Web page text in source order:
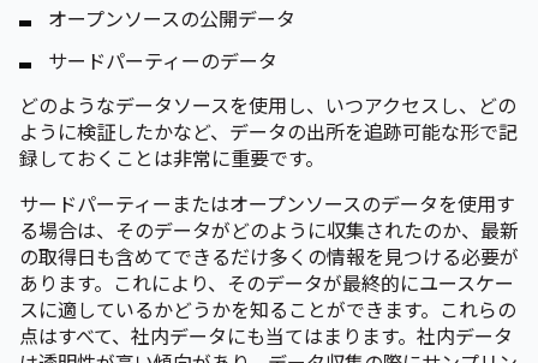
オープンソースの公開データ
サードパーティーのデータ
どのようなデータソースを使用し、いつアクセスし、どの
ように検証したかなど、データの出所を追跡可能な形で記
録しておくことは非常に重要です。
サードパーティーまたはオープンソースのデータを使用す
る場合は、そのデータがどのように収集されたのか、最新
の取得日も含めてできるだけ多くの情報を見つける必要が
あります。これにより、そのデータが最終的にユースケー
スに適しているかどうかを知ることができます。これらの
点はすべて、社内データにも当てはまります。社内データ